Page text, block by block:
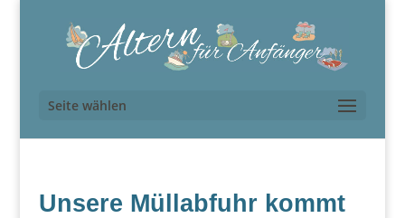
Seite wählen
Unsere Müllabfuhr kommt